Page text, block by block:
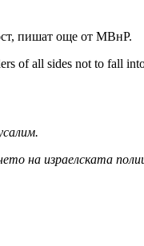
пишат още от МВнР.
of all sides not to fall
на израелската